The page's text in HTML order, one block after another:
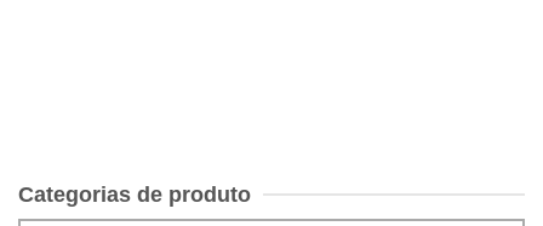
Categorias de produto